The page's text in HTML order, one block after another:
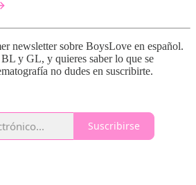
newsletter sobre BoysLove en español.
BL y GL, y quieres saber lo que se
no dudes en suscribirte.
Suscribirse